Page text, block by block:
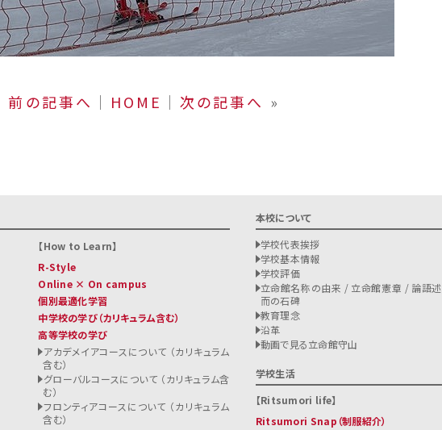
前の記事へ │ HOME │ 次の記事へ »
How to Learn
R-Style
Online × On campus
個別最適化学習
中学校の学び（カリキュラム含む）
高等学校の学び
アカデメイアコースについて （カリキュラム
含む）
グローバルコースについて （カリキュラム含
む）
フロンティアコースについて （カリキュラム
含む）
本校について
学校代表挨拶
学校基本情報
学校評価
立命館名称の由来 / 立命館憲章 / 論語述
而の石碑
教育理念
沿革
動画で見る立命館守山
学校生活
Ritsumori life
Ritsumori Snap（制服紹介）